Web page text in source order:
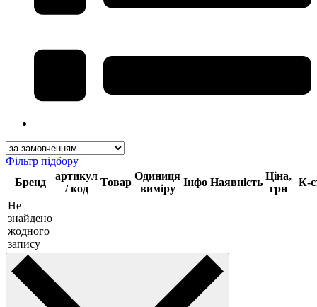
Фільтр підбору
Бренд
артикул
/ код
Товар
Одиниця
виміру
Інфо Наявність
Ціна,
грн
К-
Не
знайдено
жодного
запису